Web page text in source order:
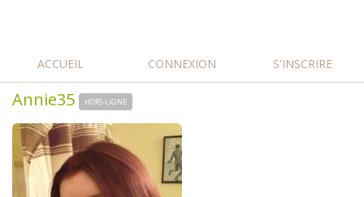
ACCUEIL CONNEXION S'INSCRIRE
Annie35 HORS-LIGNE